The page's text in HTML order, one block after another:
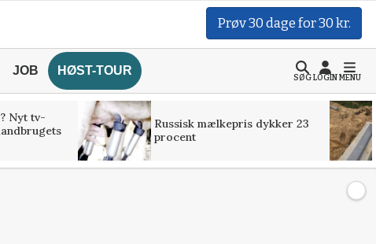
Prøv 30 dage for 30 kr.
JOB HØST-TOUR
SØGLOGINMENU
Nyt tv-
Russisk mælkepris dykker 23
procent